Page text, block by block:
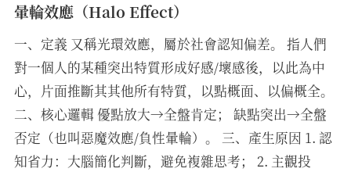
暈輪效應（Halo Effect）
一、定義 又稱光環效應，屬於社會認知偏差。 指人們
對一個人的某種突出特質形成好感/壞感後，以此為中
心，片面推斷其其他所有特質，以點概面、以偏概全。
二、核心邏輯 優點放大→全盤肯定； 缺點突出→全盤
否定（也叫惡魔效應/負性暈輪）。 三、產生原因 1. 認
知省力：大腦簡化判斷，避免複雜思考； 2. 主觀投